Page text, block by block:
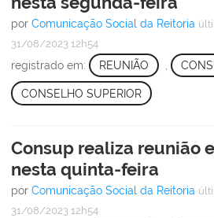
por Comunicação Social da Reitoria
31/08/2023 12h54
registrado em: REUNIÃO
CONSELHO SUPERIOR
Consup realiza reunião
nesta quinta-feira
por Comunicação Social da Reitoria
31/08/2023 12h54